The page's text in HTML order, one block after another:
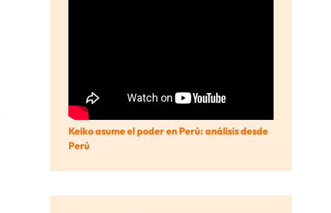
Keiko asume el poder en Perú: análisis desde
Perú